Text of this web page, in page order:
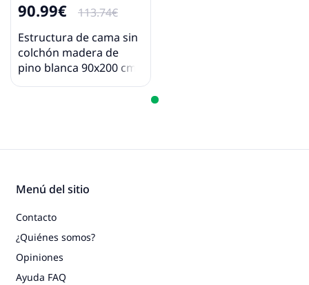
90.99€
113.74€
Estructura de cama sin
colchón madera de
pino blanca 90x200 cm
Menú del sitio
Contacto
¿Quiénes somos?
Opiniones
Ayuda FAQ